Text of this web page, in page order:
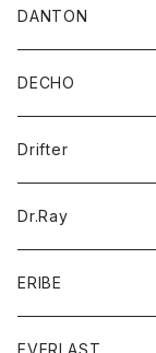
Tシャツ
パーカー
ブラウス
ウォレット
カードケース
バッグ
DANTON
アウター
コート
ジャケット
アクセサリー
バッグ
キッズ
シャツ
Tシャツ
グッズ
帽子
トップス
DECHO
帽子
Drifter
Dr.Ray
ERIBE
ニット
EVERLAST